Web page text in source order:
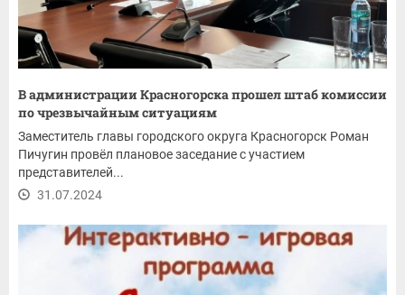
В администрации Красногорска прошел штаб комиссии
по чрезвычайным ситуациям
Заместитель главы городского округа Красногорск Роман
Пичугин провёл плановое заседание с участием
представителей...
31.07.2024